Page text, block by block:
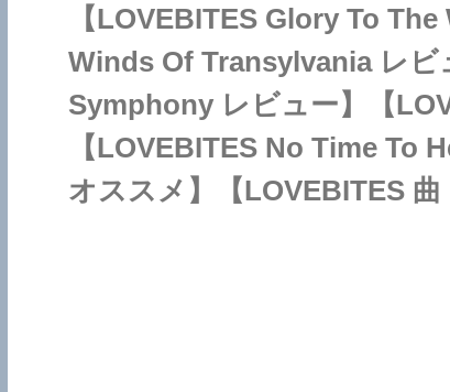
【LOVEBITES Glory To
Winds Of Transylvania レビ
Symphony レビュー】【
【LOVEBITES No Time To
オススメ】【LOVEBITES 曲